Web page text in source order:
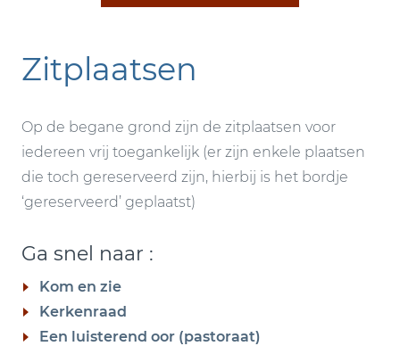
Zitplaatsen
Op de begane grond zijn de zitplaatsen voor
iedereen vrij toegankelijk (er zijn enkele plaatsen
die toch gereserveerd zijn, hierbij is het bordje
‘gereserveerd’ geplaatst)
Ga snel naar :
Kom en zie
Kerkenraad
Een luisterend oor (pastoraat)